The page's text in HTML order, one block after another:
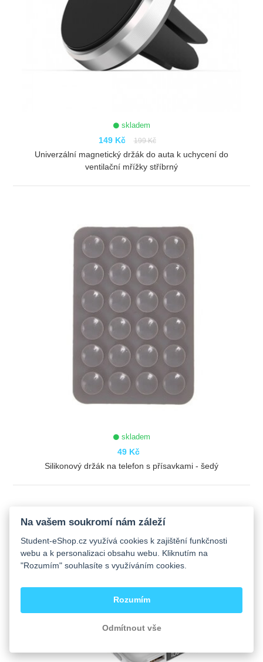
skladem
149 Kč 199 Kč
Univerzální magnetický držák do auta k uchycení do
ventilační mřížky stříbrný
skladem
49 Kč
Silikonový držák na telefon s přísavkami - šedý
Na vašem soukromí nám záleží
Student-eShop.cz využívá cookies k zajištění funkčnosti
webu a k personalizaci obsahu webu. Kliknutím na
"Rozumím" souhlasíte s využíváním cookies.
Rozumím
Odmítnout vše